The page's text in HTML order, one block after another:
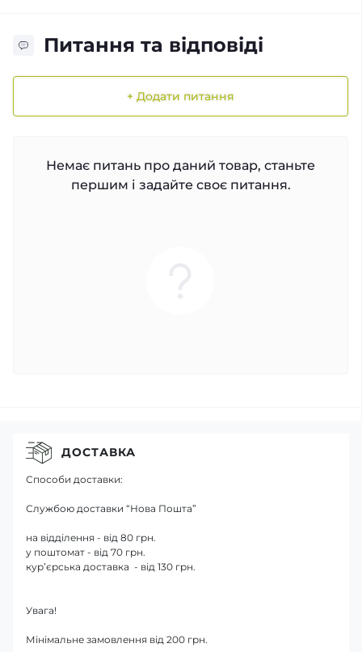
Питання та відповіді
+ Додати питання
Немає питань про даний товар, станьте
першим і задайте своє питання.
ДОСТАВКА
Способи доставки:
Службою доставки “Нова Пошта”
на відділення - від 80 грн.
у поштомат - від 70 грн.
кур’єрська доставка - від 130 грн.
Увага!
Мінімальне замовлення від 200 грн.